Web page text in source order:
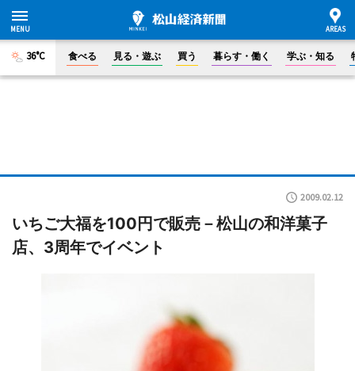
36°C 食べる 見る・遊ぶ 買う 暮らす・働く 学ぶ・知る
2009.02.12
いちご大福を100円で販売－松山の和洋菓子
店、3周年でイベント